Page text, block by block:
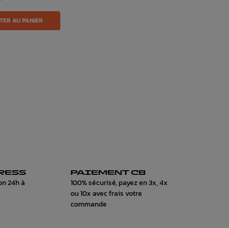
AU PANIER
24h à
PAIEMENT CB
100% sécurisé, payez en 3x, 4x
ou 10x avec frais votre
commande